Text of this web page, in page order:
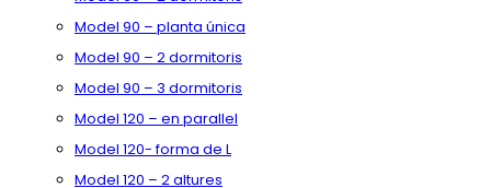
Model 90 – planta única
Model 90 – 2 dormitoris
Model 90 – 3 dormitoris
Model 120 – en parallel
Model 120- forma de L
Model 120 – 2 altures